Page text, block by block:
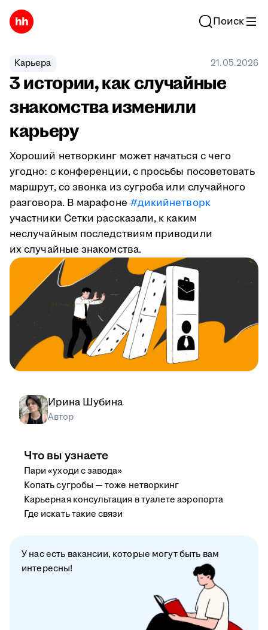
Поиск
Карьера 21.05.2026
3 истории, как случайные
знакомства изменили
карьеру
Хороший нетворкинг может начаться с чего
угодно: с конференции, с просьбы посоветовать
маршрут, со звонка из сугроба или случайного
разговора. В марафоне #дикийнетворк
участники Сетки рассказали, к каким
неслучайным последствиям приводили
их случайные знакомства.
Ирина Шубина
Автор
Что вы узнаете
Пари «уходи с завода»
Копать сугробы — тоже нетворкинг
Карьерная консультация в туалете аэропорта
Где искать такие связи
У нас есть вакансии, которые могут быть вам
интересны!